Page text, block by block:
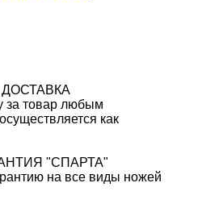
за товар любым
как
"СПАРТА"
на все виды ножей